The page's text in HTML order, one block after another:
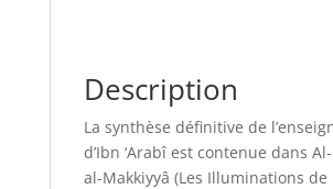
Description
La synthèse définitive de
d’Ibn ‘Arabî est contenue dans
al-Makkiyyâ (Les Illuminations de